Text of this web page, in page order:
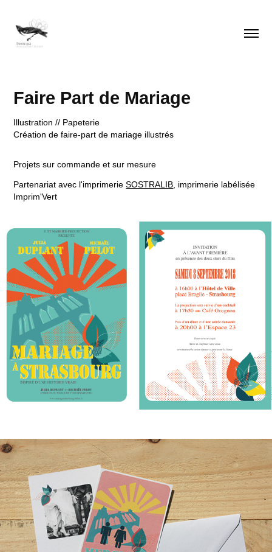
Faire Part de Mariage
Illustration // Papeterie
Création de faire-part de mariage illustrés
Projets sur commande et sur mesure
Partenariat avec l'imprimerieSOSTRALIB , imprimerie labélisée
Imprim'Vert